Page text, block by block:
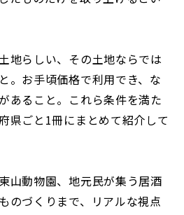
地らしい、その土地ならでは
。お手頃価格で利用でき、な
あること。これら条件を満た
県ごと1冊にまとめて紹介して
山動物園、地元民が集う居酒
のづくりまで、リアルな視点